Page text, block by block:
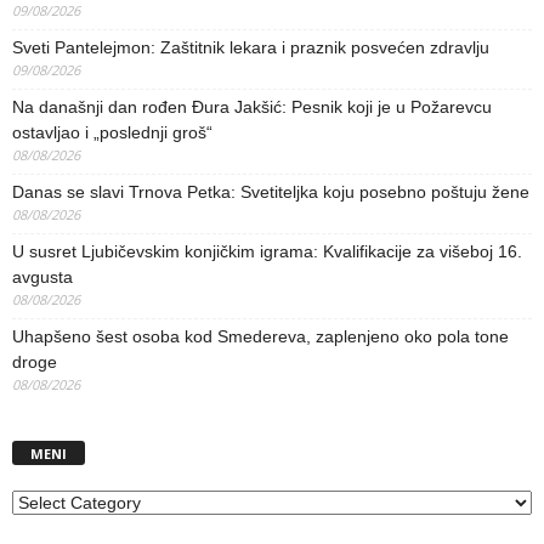
09/08/2026
Sveti Pantelejmon: Zaštitnik lekara i praznik posvećen zdravlju
09/08/2026
Na današnji dan rođen Đura Jakšić: Pesnik koji je u Požarevcu
ostavljao i „poslednji groš“
08/08/2026
Danas se slavi Trnova Petka: Svetiteljka koju posebno poštuju žene
08/08/2026
U susret Ljubičevskim konjičkim igrama: Kvalifikacije za višeboj 16.
avgusta
08/08/2026
Uhapšeno šest osoba kod Smedereva, zaplenjeno oko pola tone
droge
08/08/2026
MENI
MENI